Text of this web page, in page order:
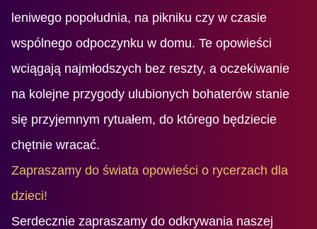
leniwego popołudnia, na pikniku czy w czasie
wspólnego odpoczynku w domu. Te opowieści
wciągają najmłodszych bez reszty, a oczekiwanie
na kolejne przygody ulubionych bohaterów stanie
się przyjemnym rytuałem, do którego będziecie
chętnie wracać.
Zapraszamy do świata opowieści o rycerzach dla
dzieci!
Serdecznie zapraszamy do odkrywania naszej